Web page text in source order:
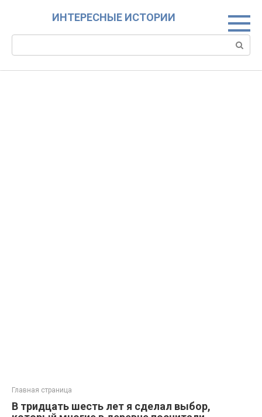
ИНТЕРЕСНЫЕ ИСТОРИИ
Главная страница
В тридцать шесть лет я сделал выбор,